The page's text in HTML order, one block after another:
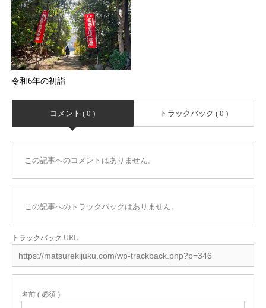
令和6年の初詣
コメント ( 0 ) トラックバック ( 0 )
この記事へのコメントはありません。
この記事へのトラックバックはありません。
トラックバック URL
名前 ( 必須 )